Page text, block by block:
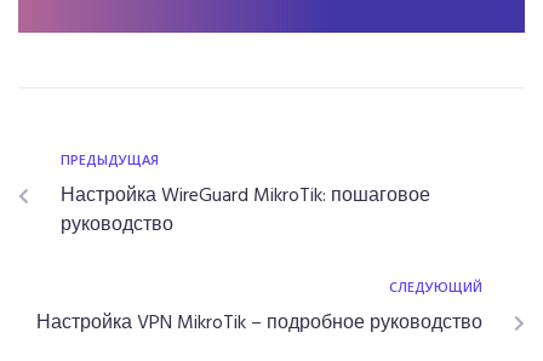
ПРЕДЫДУЩАЯ
Настройка WireGuard MikroTik: пошаговое
руководство
СЛЕДУЮЩИЙ
Настройка VPN MikroTik – подробное руководство